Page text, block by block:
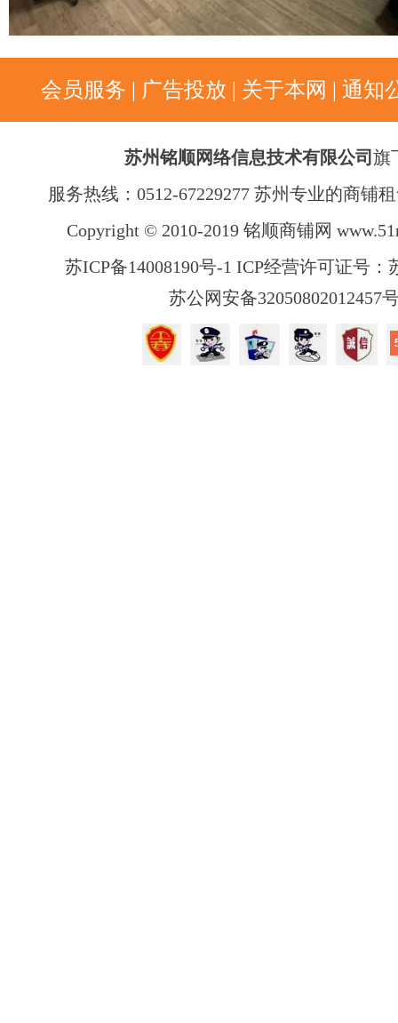
会员服务 广告投放 关于本网 通知
苏州铭顺网络信息技术有限公司 旗
服务热线：0512-67229277 苏州专业的商铺
Copyright © 2010-2019 铭顺商铺网
苏ICP备14008190号-1 ICP经营许可证号：
苏公网安备32050802012457